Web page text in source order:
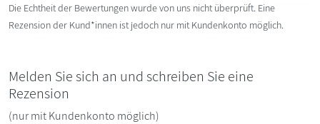
Die Echtheit der Bewertungen wurde von uns nicht überprüft. Eine
Rezension der Kund*innen ist jedoch nur mit Kundenkonto möglich.
Melden Sie sich an und schreiben Sie eine
Rezension
(nur mit Kundenkonto möglich)